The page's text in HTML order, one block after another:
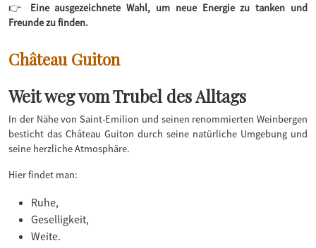
👉 Eine ausgezeichnete Wahl, um neue Energie zu tanken und
Freunde zu finden.
Château Guiton
Weit weg vom Trubel des Alltags
In der Nähe von Saint-Emilion und seinen renommierten Weinbergen
besticht das Château Guiton durch seine natürliche Umgebung und
seine herzliche Atmosphäre.
Hier findet man:
Ruhe,
Geselligkeit,
Weite.